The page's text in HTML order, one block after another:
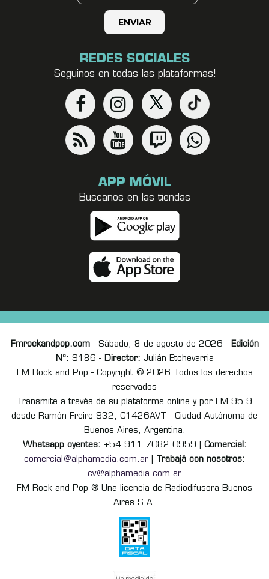
REDES SOCIALES
Seguinos en todas las plataformas!
APP MÓVIL
Buscanos en las tiendas
Fmrockandpop.com- Sábado, 8 de agosto de 2026 - Edición
Nº: 9186 - Director: Julián Etchevarria
FM Rock and Pop - Copyright © 2026 Todos los derechos
reservados
Transmite a través de su plataforma online y por FM 95.9
desde Ramón Freire 932, C1426AVT - Ciudad Autónoma de
Buenos Aires, Argentina.
Whatsapp oyentes: +54 911 7082 0959 | Comercial:
comercial@alphamedia.com.ar
Trabajá con nosotros:
cv@alphamedia.com.ar
FM Rock and Pop ® Una licencia de Radiodifusora Buenos
Aires S.A.